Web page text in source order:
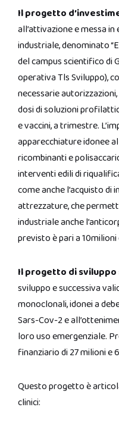
Il progetto
all’attivazione e messa
industriale, denominato
del campus scientifico di
operativa Tls Sviluppo),
necessarie
dosi di soluzioni
e vaccini, a trimestre.
apparecchiature idonee
ricombinanti e
interventi edili di
come anche l’acquisto di
attrezzature, che
industriale anche
previsto è pari a
Il progetto di
sviluppo e successiva
monoclonali, idonei a
Sars-Cov-2 e
loro uso emergenziale.
finanziario di 27 milioni e
Questo progetto è
clinici: